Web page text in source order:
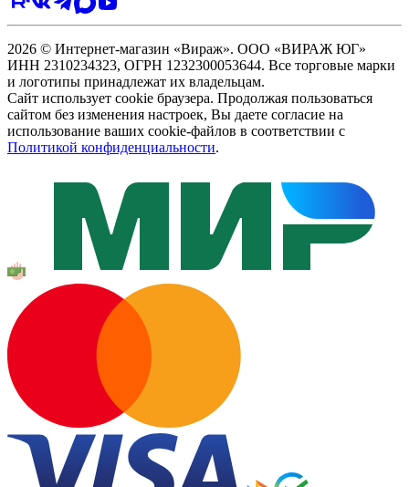
2026 © Интернет-магазин «Вираж». ООО «ВИРАЖ ЮГ»
ИНН 2310234323, ОГРН 1232300053644. Все торговые марки
и логотипы принадлежат их владельцам.
Сайт использует cookie браузера. Продолжая пользоваться
сайтом без изменения настроек, Вы даете согласие на
использование ваших cookie-файлов в соответствии с
Политикой конфиденциальности.